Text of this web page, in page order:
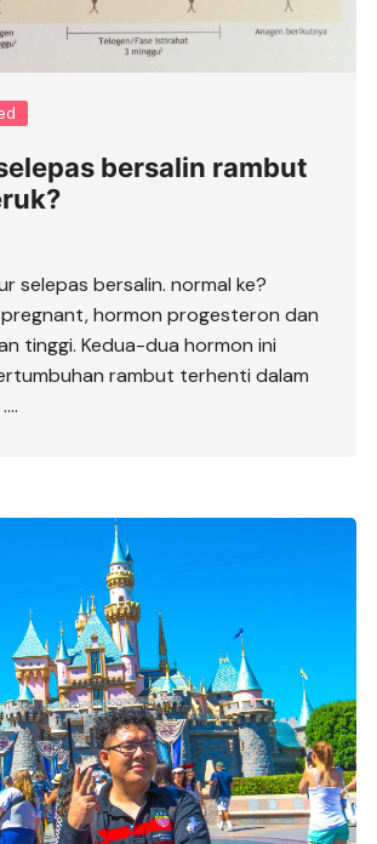
bersalin rambut
selepas bersalin. normal ke?
hormon progesteron dan
tinggi. Kedua-dua hormon ini
rambut terhenti dalam